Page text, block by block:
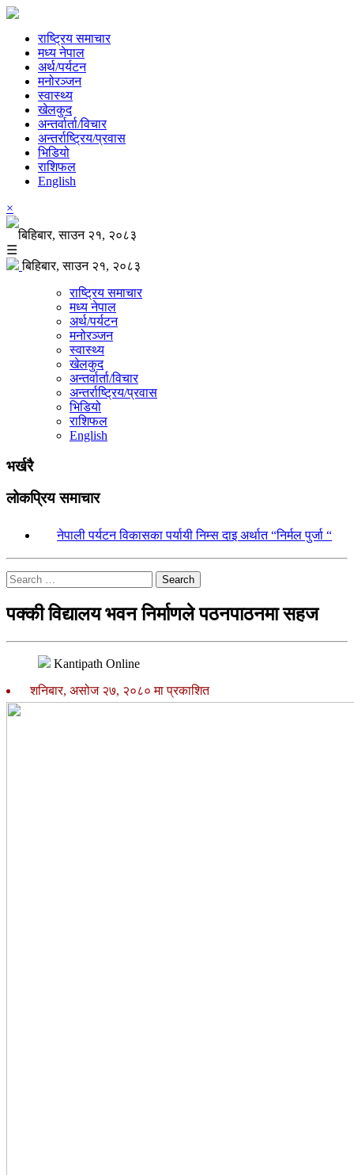
राष्ट्रिय समाचार
मध्य नेपाल
अर्थ/पर्यटन
मनोरञ्जन
स्वास्थ्य
खेलकुद
अन्तर्वार्ता/विचार
अन्तर्राष्ट्रिय/प्रवास
भिडियो
राशिफल
English
×
बिहिबार, साउन २१, २०८३
☰
बिहिबार, साउन २१, २०८३
राष्ट्रिय समाचार
मध्य नेपाल
अर्थ/पर्यटन
मनोरञ्जन
स्वास्थ्य
खेलकुद
अन्तर्वार्ता/विचार
अन्तर्राष्ट्रिय/प्रवास
भिडियो
राशिफल
English
भर्खरै
लोकप्रिय समाचार
नेपाली पर्यटन विकासका पर्यायी निम्स दाइ अर्थात “निर्मल पुर्जा “
Search
पक्की विद्यालय भवन निर्माणले पठनपाठनमा सहज
Kantipath Online
शनिबार, असोज २७, २०८० मा प्रकाशित